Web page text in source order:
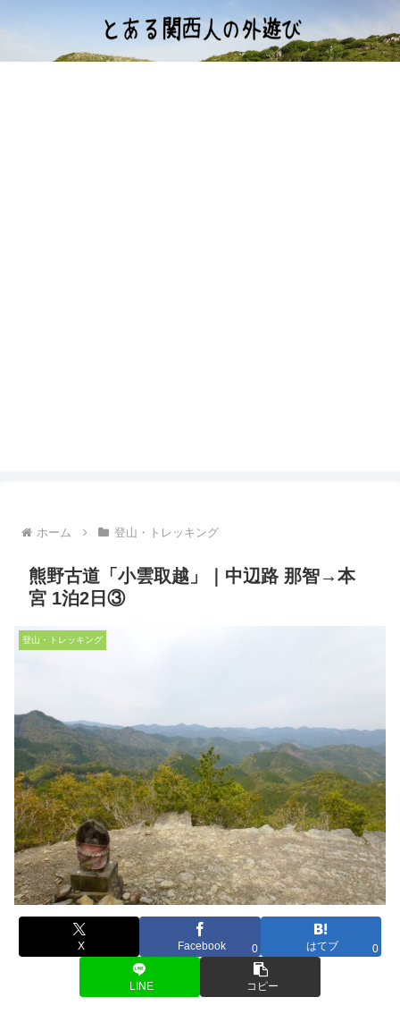
ホーム 登山・トレッキング
熊野古道「小雲取越」｜中辺路 那智→本
宮 1泊2日③
登山・トレッキング
X Facebook 0 はてブ 0
LINE コピー